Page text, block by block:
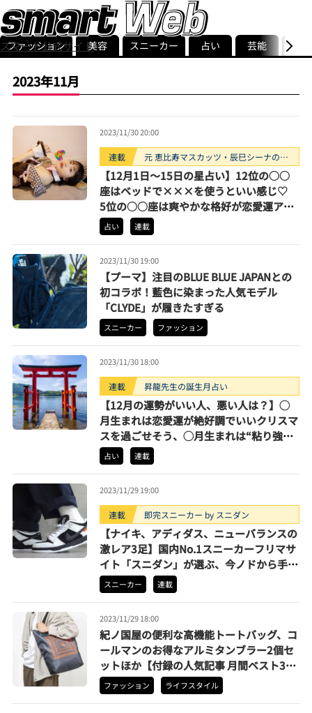
スマート公式サイト
smart最新号
記事一覧ランキング
ストリ
ファッション 美容 スニーカー 占い 芸能 グル
2023年11月
2023/11/30 20:00
連載
元 恵比寿マスカッツ・辰巳シーナのな
んとなく占い
【12月1日〜15日の星占い】12位の○○
座はベッドで×××を使うといい感じ♡
5位の○○座は爽やかな格好が恋愛運アッ
プの鍵ほか | 辰巳シーナのなんとなく占い
占い 連載
2023/11/30 19:00
【プーマ】注目のBLUE BLUE JAPANとの
初コラボ！藍色に染まった人気モデル
「CLYDE」が履きたすぎる
スニーカー ファッション
2023/11/30 18:00
連載 昇龍先生の誕生月占い
【12月の運勢がいい人、悪い人は？】◯
月生まれは恋愛運が絶好調でいいクリスマ
スを過ごせそう、◯月生まれは“粘り強
さ”で仕事運向上ほか【占い王子・昇龍が
指南】
占い 連載
2023/11/29 19:00
連載 即完スニーカー by スニダン
【ナイキ、アディダス、ニューバランスの
激レア3足】国内No.1スニーカーフリマサ
イト「スニダン」が選ぶ、今ノドから手が
出るほど欲しい激レアな3足【2023年11
月期】
スニーカー 連載
2023/11/29 18:00
紀ノ国屋の便利な高機能トートバッグ、コ
ールマンのお得なアルミタンブラー2個セ
ットほか【付録の人気記事 月間ベスト3】
（2023年10月）
ファッション ライフスタイル